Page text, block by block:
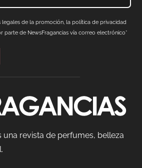
legales de la promoción, la política de privacidad
parte de NewsFragancias vía correo electrónico*
una revista de perfumes, belleza